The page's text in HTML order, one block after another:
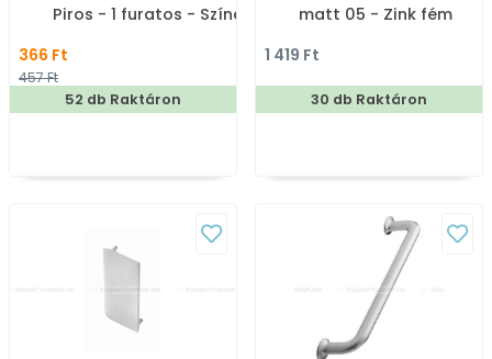
Piros - 1 furatos - Színes
gyerekbútor fogantyú
366 Ft
457 Ft
52 db Raktáron
matt 05 - Zink fém
fogas
1 419 Ft
30 db Raktáron